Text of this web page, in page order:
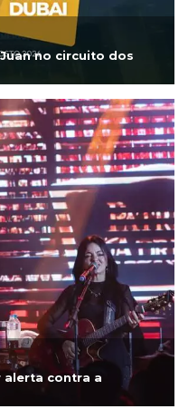
no circuito dos
alerta contra a